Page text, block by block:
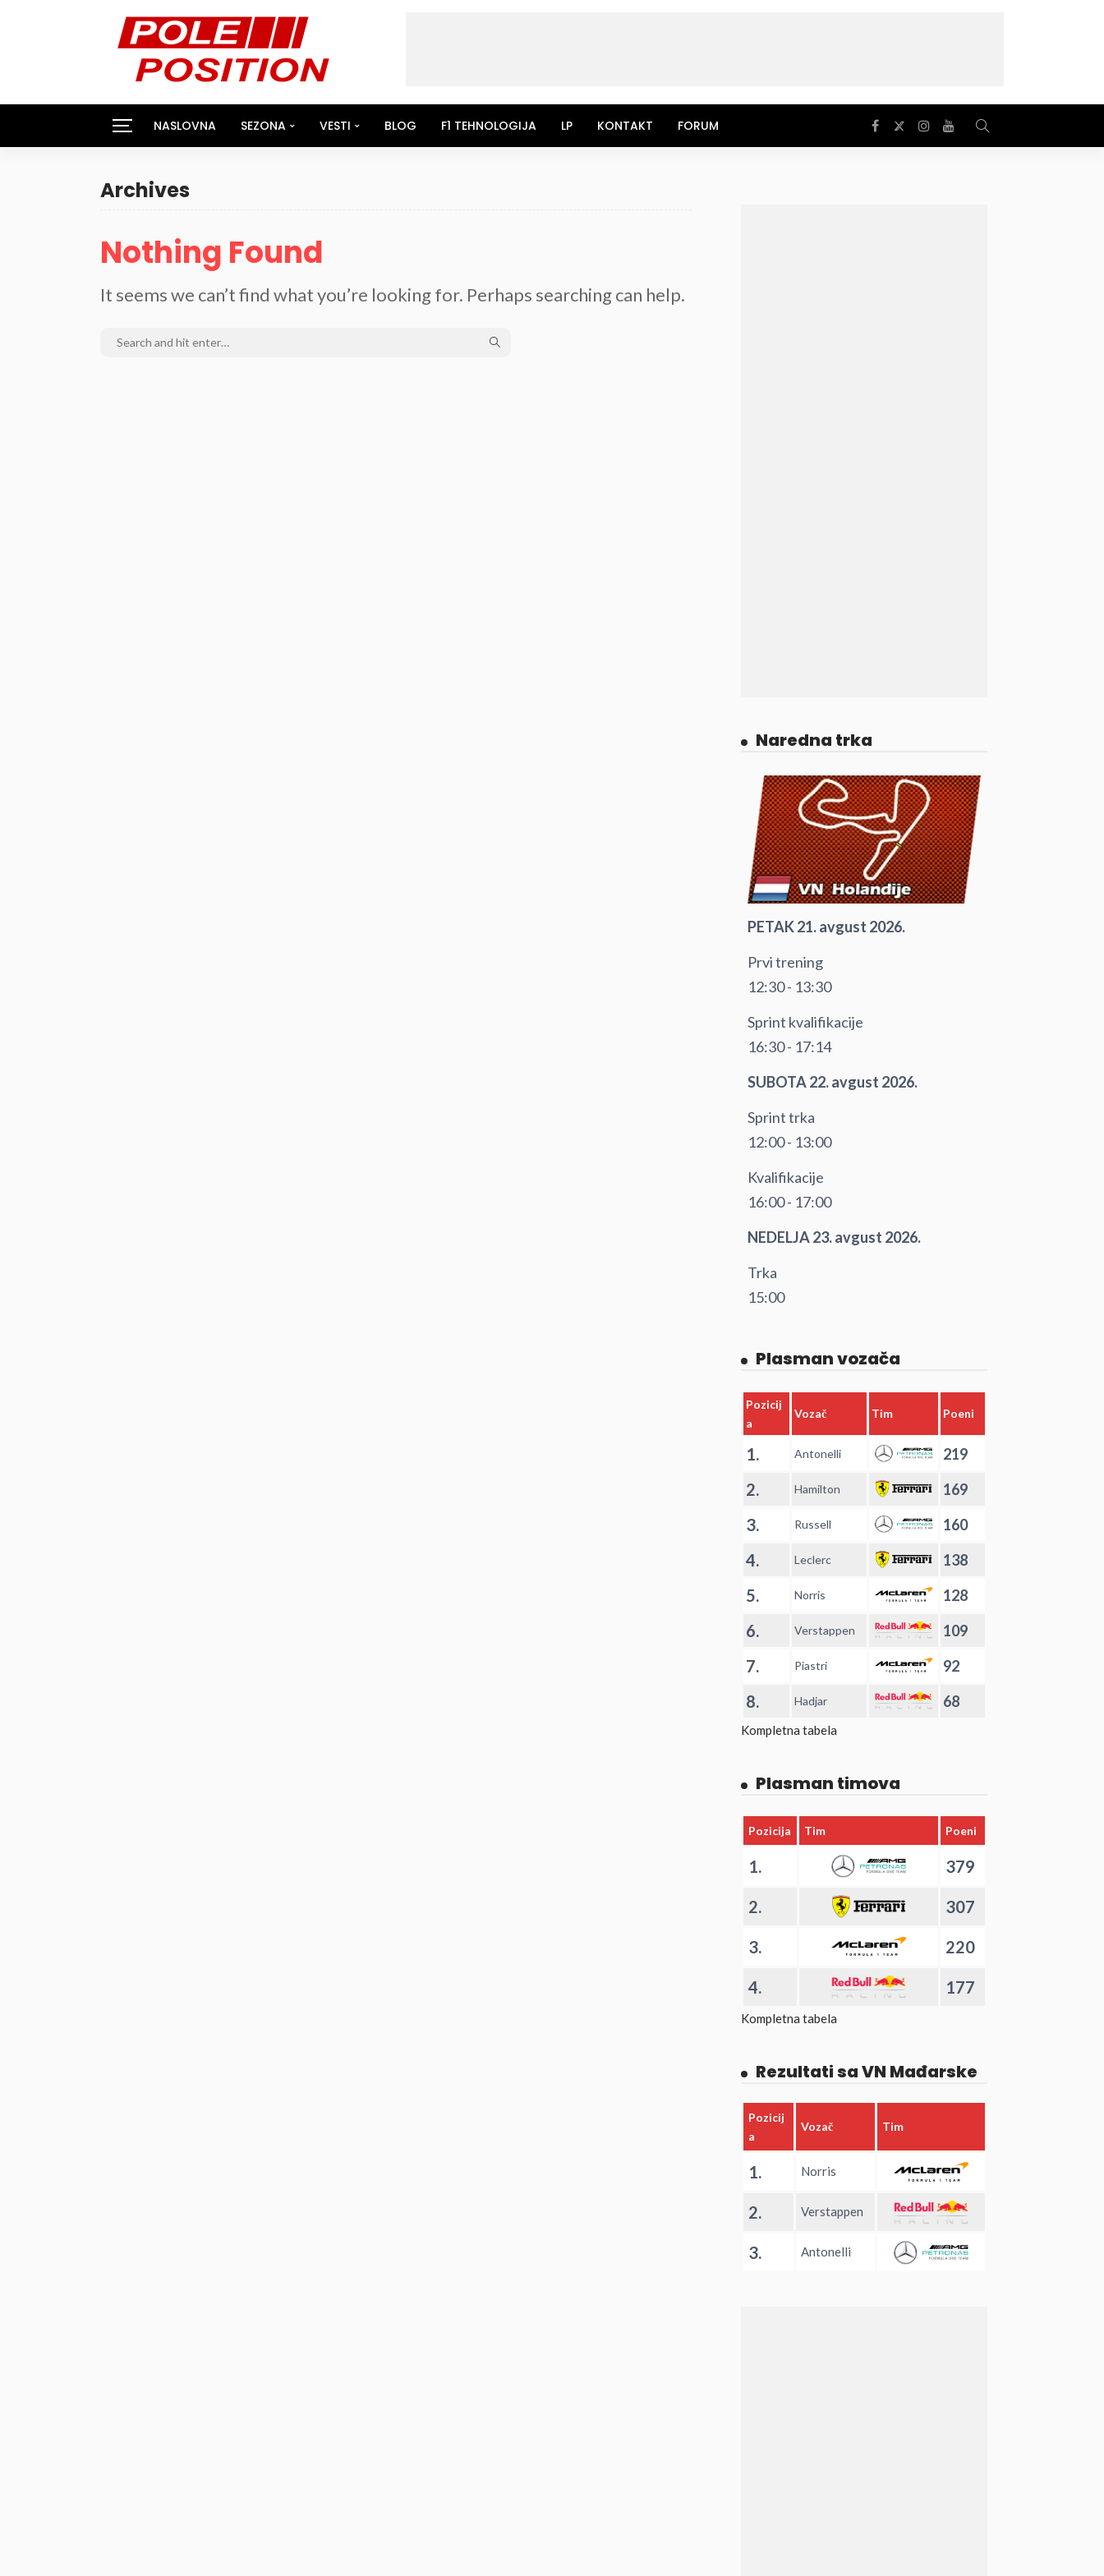
NASLOVNA SEZONA VESTI BLOG F1 TEHNOLOGIJA LP KONTAKT FORUM
Archives
Nothing Found
It seems we can’t find what you’re looking for. Perhaps searching can help.
Naredna trka
PETAK 21. avgust 2026.
Prvi trening
12:30 - 13:30
Sprint kvalifikacije
16:30 - 17:14
SUBOTA 22. avgust 2026.
Sprint trka
12:00 - 13:00
Kvalifikacije
16:00 - 17:00
NEDELJA 23. avgust 2026.
Trka
15:00
Plasman vozača
Pozicij
a
Vozač Tim Poeni
1. Antonelli 219
2. Hamilton 169
3. Russell 160
4. Leclerc 138
5. Norris 128
6. Verstappen 109
7. Piastri 92
8. Hadjar 68
Kompletna tabela
Plasman timova
Pozicija Tim Poeni
1. 379
2. 307
3. 220
4. 177
Kompletna tabela
Rezultati sa VN Mađarske
Pozicij
a
Vozač Tim
1. Norris
2. Verstappen
3. Antonelli